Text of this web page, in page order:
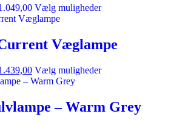
Vælg muligheder
Væglampe
Vælg muligheder
– Warm Grey